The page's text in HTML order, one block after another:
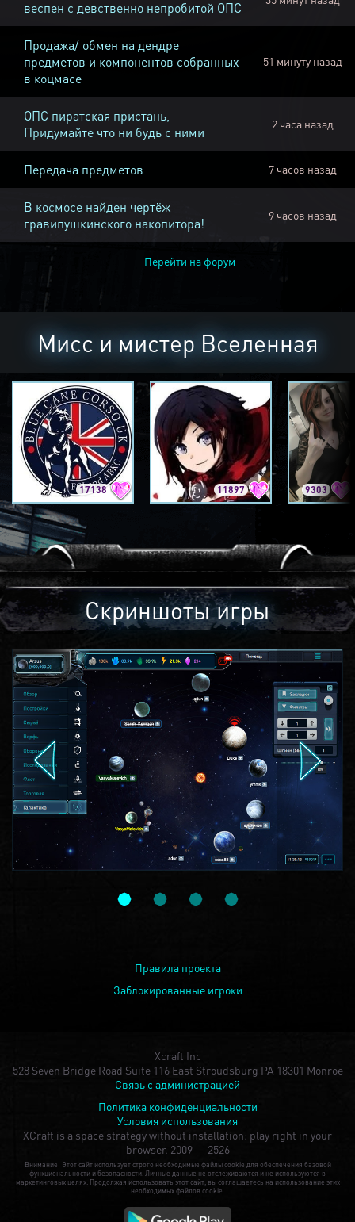
веспен с девственно непробитой ОПС
Продажа/ обмен на дендре
предметов и компонентов собранных
в коцмасе
51 минуту назад
ОПС пиратская пристань,
Придумайте что ни будь с ними
2 часа назад
Передача предметов 7 часов назад
В космосе найден чертёж
гравипушкинского накопитора!
9 часов назад
Перейти на форум
Мисс и мистер Вселенная
17138 11897 9303
Скриншоты игры
Правила проекта
Заблокированные игроки
Xcraft Inc
528 Seven Bridge Road Suite 116 East Stroudsburg PA 18301 Monroe
Связь с администрацией
Политика конфиденциальности
Условия использования
XCraft is a space strategy without installation: play right in your
browser. 2009 — 2526
Внимание: Этот сайт использует строго необходимые файлы cookie для обеспечения базовой
функциональности и безопасности. Личные данные не отслеживаются и не используются в
маркетинговых целях. Продолжая использовать этот сайт, вы соглашаетесь на использование этих
необходимых файлов cookie.